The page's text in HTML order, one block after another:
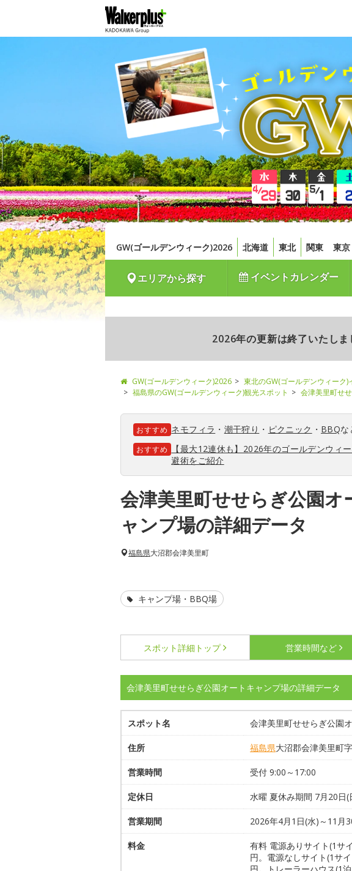
GW(ゴールデンウィーク)2026 北海道 東北 関東 東京
エリアから探す イベントカレンダー
2026年の更新は終了いたし
GW(ゴールデンウィーク)2026 東北のGW(ゴールデンウィーク
福島県のGW(ゴールデンウィーク)観光スポット
会津美里町せ
おすすめ ネモフィラ ・ 潮干狩り ・ ピクニック ・ BBQな
おすすめ
【最大12連休も】2026年のゴールデンウィ
避術をご紹介
会津美里町せせらぎ公園オ
ャンプ場の詳細データ
福島県大沼郡会津美里町
キャンプ場・BBQ場
スポット詳細 トップ 営業時間など
会津美里町せせらぎ公園オートキャンプ場の詳細データ
スポット名 会津美里町せせらぎ公園
住所 福島県大沼郡会津美里町
営業時間 受付 9:00～17:00
定休日 水曜 夏休み期間 7月20日
営業期間 2026年4月1日(水)～11月
料金
有料 電源ありサイト(1サ
円。電源なしサイト(1サ